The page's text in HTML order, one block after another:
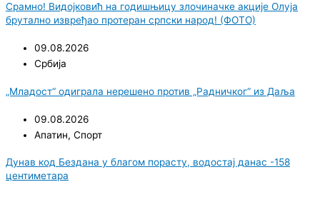
Срамно! Видојковић на годишњицу злочиначке акције Олуја
брутално извређао протеран српски народ! (ФОТО)
09.08.2026
Србија
„Младост“ одиграла нерешено против „Радничког“ из Даља
09.08.2026
Апатин, Спорт
Дунав код Бездана у благом порасту, водостај данас -158
центиметара